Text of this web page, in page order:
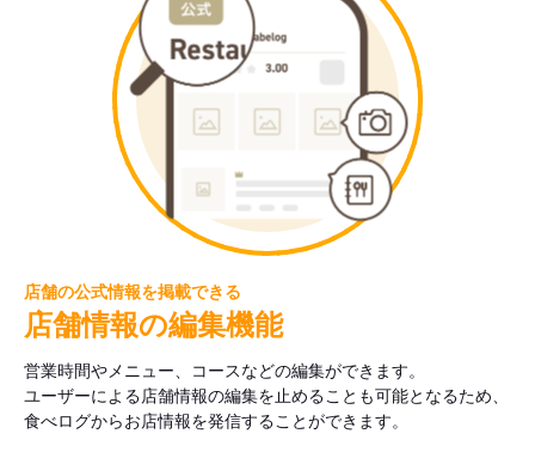
店舗の公式情報を掲載できる
店舗情報の編集機能
営業時間やメニュー、コースなどの編集ができます。
ユーザーによる店舗情報の編集を止めることも可能となるため、
食べログからお店情報を発信することができます。